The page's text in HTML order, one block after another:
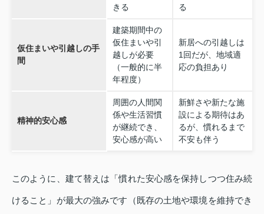
きる
る
仮住まいや引越しの手
間
建築期間中の
仮住まいや引
越しが必要
（一般的に半
年程度）
新居への引越しは
1回だが、地域適
応の負担あり
精神的安心感
周囲の人間関
係や生活習慣
が継続でき、
安心感が高い
新鮮さや新たな施
設による期待はあ
るが、慣れるまで
不安も伴う
このように、建て替えは「慣れた安心感を保持しつつ住み続
けること」が最大の強みです（既存の土地や環境を維持でき